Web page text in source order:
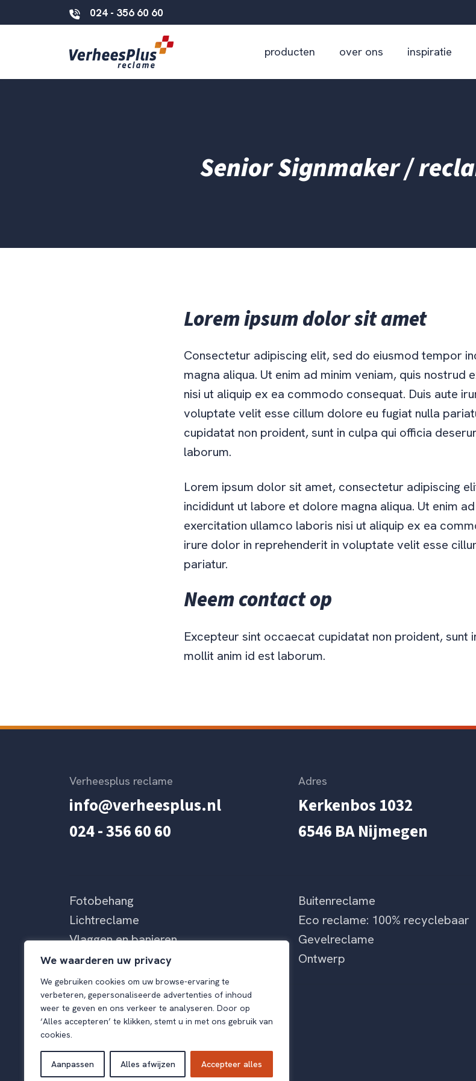
We waarderen uw privacy
We gebruiken cookies om uw browse-ervaring te
verbeteren, gepersonaliseerde advertenties of inhoud
weer te geven en ons verkeer te analyseren. Door op
‘Alles accepteren’ te klikken, stemt u in met ons gebruik van
cookies.
Aanpassen Alles afwijzen Accepteer alles
024 - 356 60 60
producten over ons inspiratie
Senior Signmaker /
Lorem ipsum dolor sit amet
Consectetur adipiscing elit, sed do eiusmod tempor
magna aliqua. Ut enim ad minim veniam, quis
nisi ut aliquip ex ea commodo consequat. Duis aute
voluptate velit esse cillum dolore eu fugiat nulla
cupidatat non proident, sunt in culpa qui officia
laborum.
Lorem ipsum dolor sit amet, consectetur adipiscing
incididunt ut labore et dolore magna aliqua. Ut enim
exercitation ullamco laboris nisi ut aliquip ex ea
irure dolor in reprehenderit in voluptate velit esse
pariatur.
Neem contact op
Excepteur sint occaecat cupidatat non proident, sunt
mollit anim id est laborum.
Verheesplus reclame
info@verheesplus.nl
024 - 356 60 60
Adres
Kerkenbos 1032
6546 BA Nijmegen
Fotobehang Buitenreclame
Lichtreclame
Eco reclame: 100% recyclebaar
Vlaggen en banieren
Gevelreclame
Beurzen & Evenementen
Ontwerp
Algemene voorwaarden